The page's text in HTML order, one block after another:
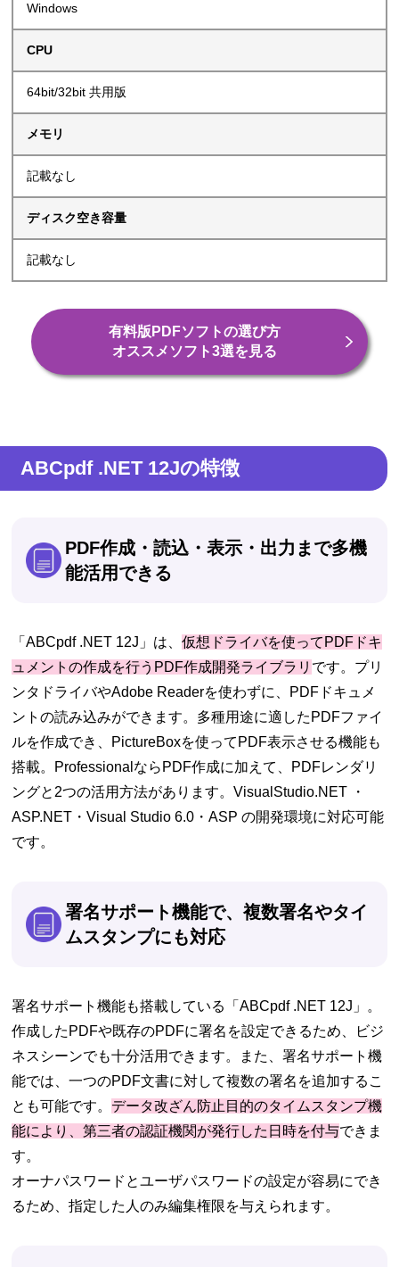
Windows
CPU
64bit/32bit 共用版
メモリ
記載なし
ディスク空き容量
記載なし
有料版PDFソフトの選び方
オススメソフト3選を見る
ABCpdf .NET 12Jの特徴
PDF作成・読込・表示・出力まで多機
能活用できる
「ABCpdf .NET 12J」は、仮想ドライバを使ってPDFドキ
ュメントの作成を行うPDF作成開発ライブラリ です。プリ
ンタドライバやAdobe Readerを使わずに、PDFドキュメ
ントの読み込みができます。多種用途に適したPDFファイ
ルを作成でき、PictureBoxを使ってPDF表示させる機能も
搭載。ProfessionalならPDF作成に加えて、PDFレンダリ
ングと2つの活用方法があります。VisualStudio.NET ・
ASP.NET・Visual Studio 6.0・ASP の開発環境に対応可能
です。
署名サポート機能で、複数署名やタイ
ムスタンプにも対応
署名サポート機能も搭載している「ABCpdf .NET 12J」。
作成したPDFや既存のPDFに署名を設定できるため、ビジ
ネスシーンでも十分活用できます。また、署名サポート機
能では、一つのPDF文書に対して複数の署名を追加するこ
とも可能です。 データ改ざん防止目的のタイムスタンプ機
能により、第三者の認証機関が発行した日時を付与できま
す。
オーナパスワードとユーザパスワードの設定が容易にでき
るため、指定した人のみ編集権限を与えられます。